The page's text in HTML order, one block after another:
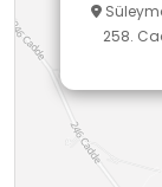
yaşamlarını
olabilecektir.
258.